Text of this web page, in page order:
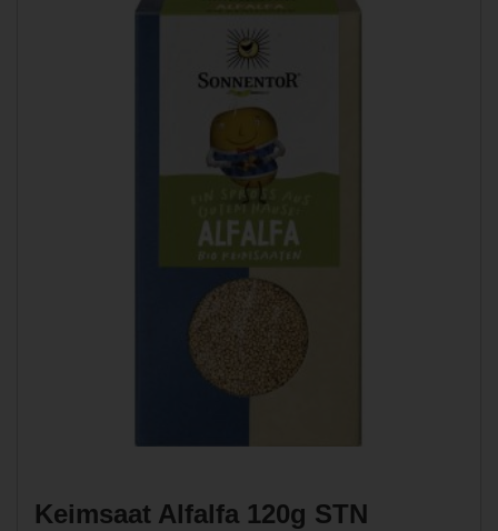
Keimsaat Alfalfa 120g STN